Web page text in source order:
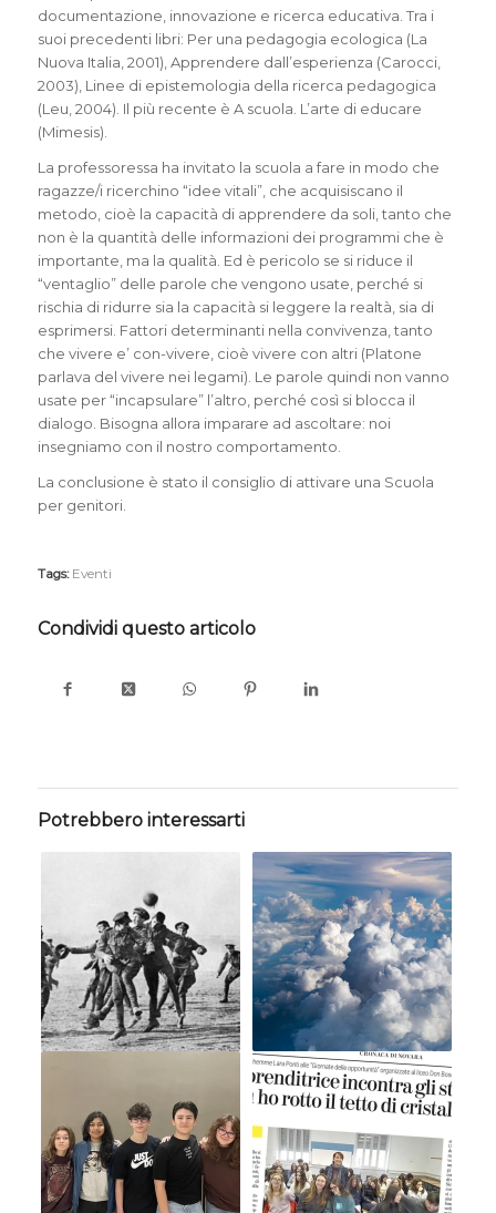
documentazione, innovazione e ricerca educativa. Tra i
suoi precedenti libri: Per una pedagogia ecologica (La
Nuova Italia, 2001), Apprendere dall’esperienza (Carocci,
2003), Linee di epistemologia della ricerca pedagogica
(Leu, 2004). Il più recente è A scuola. L’arte di educare
(Mimesis).
La professoressa ha invitato la scuola a fare in modo che
ragazze/i ricerchino “idee vitali”, che acquisiscano il
metodo, cioè la capacità di apprendere da soli, tanto che
non è la quantità delle informazioni dei programmi che è
importante, ma la qualità. Ed è pericolo se si riduce il
“ventaglio” delle parole che vengono usate, perché si
rischia di ridurre sia la capacità si leggere la realtà, sia di
esprimersi. Fattori determinanti nella convivenza, tanto
che vivere e’ con-vivere, cioè vivere con altri (Platone
parlava del vivere nei legami). Le parole quindi non vanno
usate per “incapsulare” l’altro, perché così si blocca il
dialogo. Bisogna allora imparare ad ascoltare: noi
insegniamo con il nostro comportamento.
La conclusione è stato il consiglio di attivare una Scuola
per genitori.
Tags: Eventi
Condividi questo articolo
Potrebbero interessarti